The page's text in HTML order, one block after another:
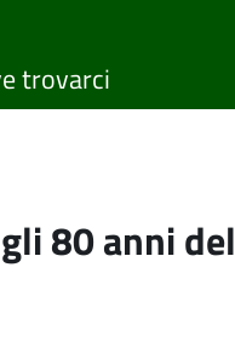
trovarci
80 anni del